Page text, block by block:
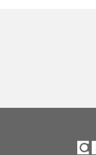
五峰「8
無懼白
張庭瑜